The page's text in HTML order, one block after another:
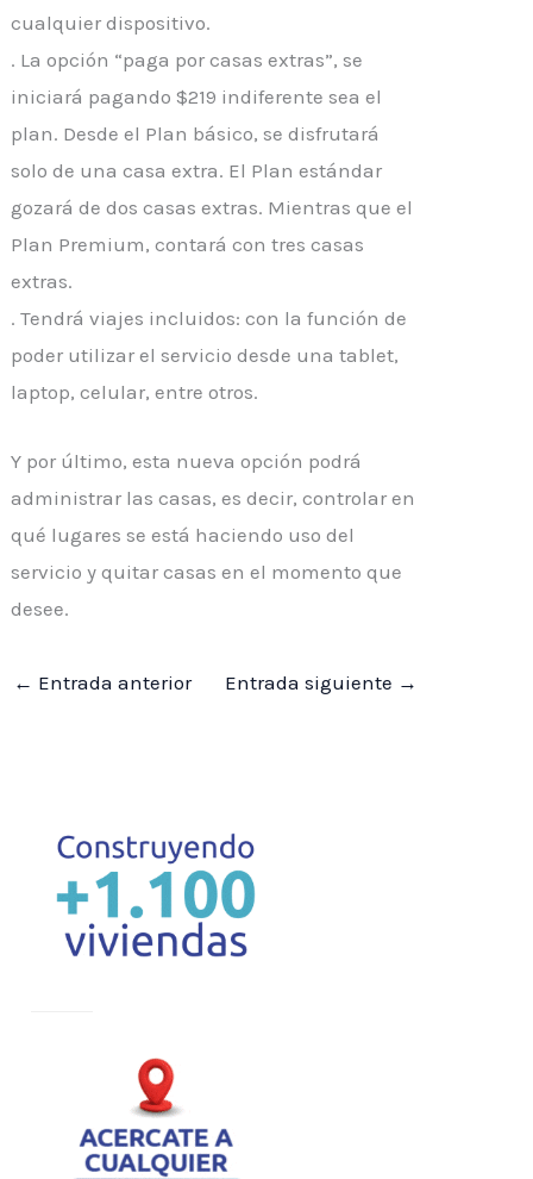
cualquier dispositivo.
. La opción “paga por casas extras”, se
iniciará pagando $219 indiferente sea el
plan. Desde el Plan básico, se disfrutará
solo de una casa extra. El Plan estándar
gozará de dos casas extras. Mientras que el
Plan Premium, contará con tres casas
extras.
. Tendrá viajes incluidos: con la función de
poder utilizar el servicio desde una tablet,
laptop, celular, entre otros.
Y por último, esta nueva opción podrá
administrar las casas, es decir, controlar en
qué lugares se está haciendo uso del
servicio y quitar casas en el momento que
desee.
← Entrada anterior Entrada siguiente →